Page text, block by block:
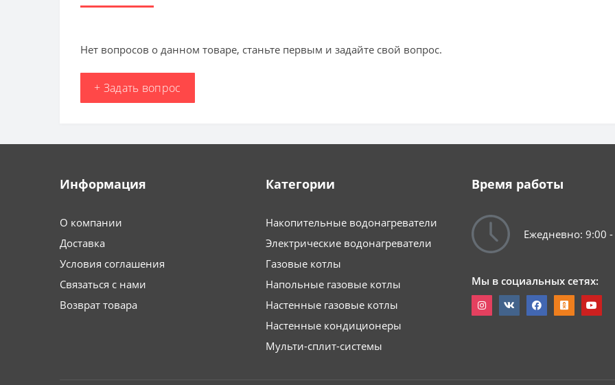
Нет вопросов о данном товаре, станьте первым и задайте свой вопрос.
+ Задать вопрос
Информация
О компании
Доставка
Условия соглашения
Связаться с нами
Возврат товара
Категории
Накопительные водонагреватели
Электрические водонагреватели
Газовые котлы
Напольные газовые котлы
Настенные газовые котлы
Настенные кондиционеры
Мульти-сплит-системы
Время работы
Ежедневно: 9:00
Мы в социальных сетях: